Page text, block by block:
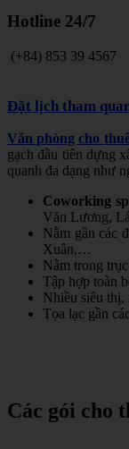
Hotline 24/7
(+84) 853 39 4567
Đặt lịch tham
Văn phòng cho
gạch đầu tiên dựng
quanh đa dạng như
Coworking
Văn Lương,
Nằm gần các
Xuân,…
Nằm trong
Tập hợp toàn
Nhiều siêu
Tọa lạc gần
Các gói cho